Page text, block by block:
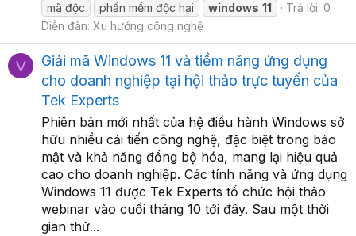
mã độc
phần mềm độc hại windows 11
Trả lời: 0
Diễn đàn: Xu hướng công nghệ
V
Giải mã Windows 11 và tiềm năng ứng dụng
cho doanh nghiệp tại hội thảo trực tuyến của
Tek Experts
Phiên bản mới nhất của hệ điều hành Windows sở
hữu nhiều cải tiến công nghệ, đặc biệt trong bảo
mật và khả năng đồng bộ hóa, mang lại hiệu quả
cao cho doanh nghiệp. Các tính năng và ứng dụng
Windows 11 được Tek Experts tổ chức hội thảo
webinar vào cuối tháng 10 tới đây. Sau một thời
gian thử...